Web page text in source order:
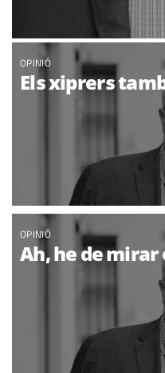
OPINIÓ
Els xiprers
OPINIÓ
Ah, he de mirar